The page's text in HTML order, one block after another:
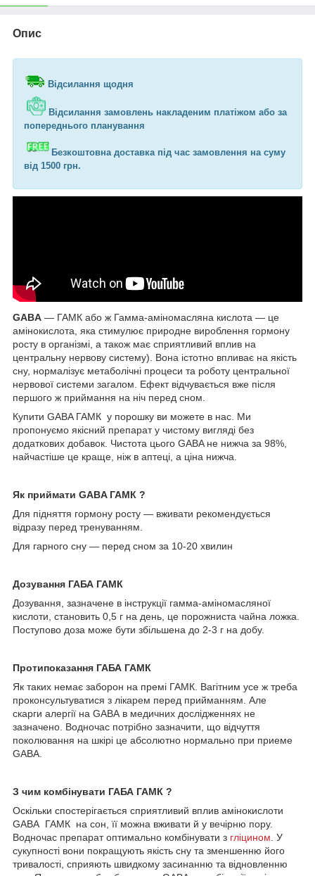
Опис
Відсилання щодня
Відсилання замовлень накладеним платіжом або за
попереднього планування
Безкоштовна доставка під час замовлення на суму
від 1500 грн.
GABA — ГАМК або ж Гамма-аміномасляна кислота — це
амінокислота, яка стимулює природне вироблення гормону
росту в організмі, а також має сприятливий вплив на
центральну нервову систему). Вона істотно впливає на якість
сну, нормалізує метаболічні процеси та роботу центральної
нервової системи загалом. Ефект відчувається вже після
першого ж приймання на ніч перед сном.
Купити GABA ГАМК у порошку ви можете в нас. Ми
пропонуємо якісний препарат у чистому вигляді без
додаткових добавок. Чистота цього GABA не нижча за 98%,
найчастіше це краще, ніж в аптеці, а ціна нижча.
Як приймати GABA ГАМК ?
Для підняття гормону росту — вживати рекомендується
відразу перед тренуванням.
Для гарного сну — перед сном за 10-20 хвилин
Дозування ГАБА ГАМК
Дозування, зазначене в інструкції гамма-аміномасляної
кислоти, становить 0,5 г на день, це порожниста чайна ложка.
Поступово доза може бути збільшена до 2-3 г на добу.
Протипоказання ГАБА ГАМК
Як таких немає заборон на премі ГАМК. Вагітним усе ж треба
проконсультуватися з лікарем перед прийманням. Але
скарги алергії на GABA в медичних дослідженнях не
зазначено. Водночас потрібно зазначити, що відчуття
поколювання на шкірі це абсолютно нормально при приеме
GABA.
З чим комбінувати ГАБА ГАМК ?
Оскільки спостерігається сприятливий вплив амінокислоти
GABA ГАМК на сон, її можна вживати й у вечірню пору.
Водночас препарат оптимально комбінувати з гліцином . У
сукупності вони покращують якість сну та зменшенню його
тривалості, сприяють швидкому засинанню та відновленню